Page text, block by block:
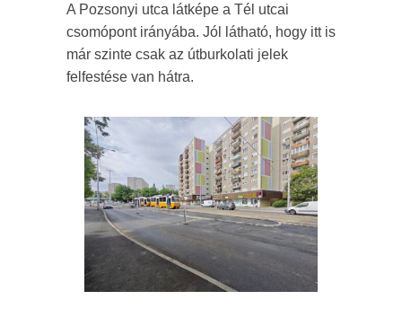
A Pozsonyi utca látképe a Tél utcai
csomópont irányába. Jól látható, hogy itt is
már szinte csak az útburkolati jelek
felfestése van hátra.